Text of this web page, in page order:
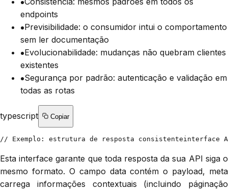
endpoints
Previsibilidade: o consumidor intui o comportamento
sem ler documentação
Evolucionabilidade: mudanças não quebram clientes
existentes
Segurança por padrão: autenticação e validação em
todas as rotas
typescript Copiar
// Exemplo: estrutura de resposta consistenteinterface
Esta interface garante que toda resposta da sua API siga o
mesmo formato. O campo data contém o payload, meta
carrega informações contextuais (incluindo páginação